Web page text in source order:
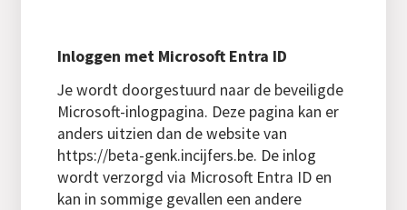
Inloggen met Microsoft Entra ID
Je wordt doorgestuurd naar de beveiligde
Microsoft-inlogpagina. Deze pagina kan er
anders uitzien dan de website van
https://beta-genk.incijfers.be. De inlog
wordt verzorgd via Microsoft Entra ID en
kan in sommige gevallen een andere